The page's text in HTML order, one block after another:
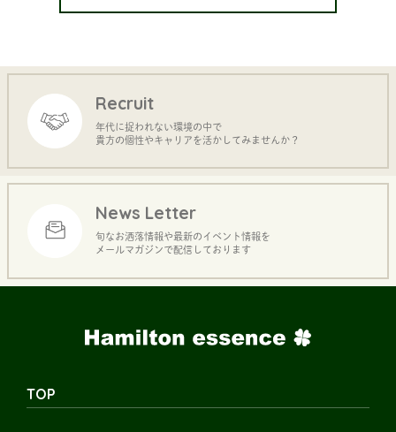
Recruit
年代に捉われない環境の中で
貴方の個性やキャリアを活かしてみませんか？
News Letter
旬なお洒落情報や最新のイベント情報を
メールマガジンで配信しております
TOP